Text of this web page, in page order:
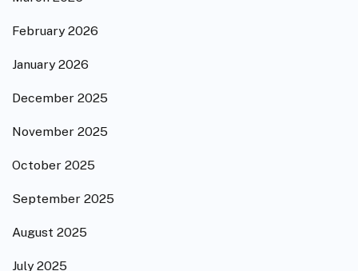
February 2026
January 2026
December 2025
November 2025
October 2025
September 2025
August 2025
July 2025